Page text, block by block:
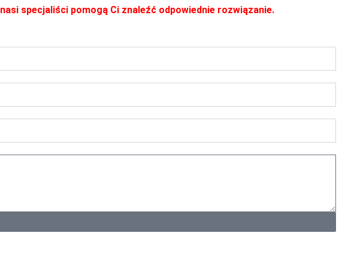
specjaliści pomogą Ci znaleźć odpowiednie rozwiązanie.